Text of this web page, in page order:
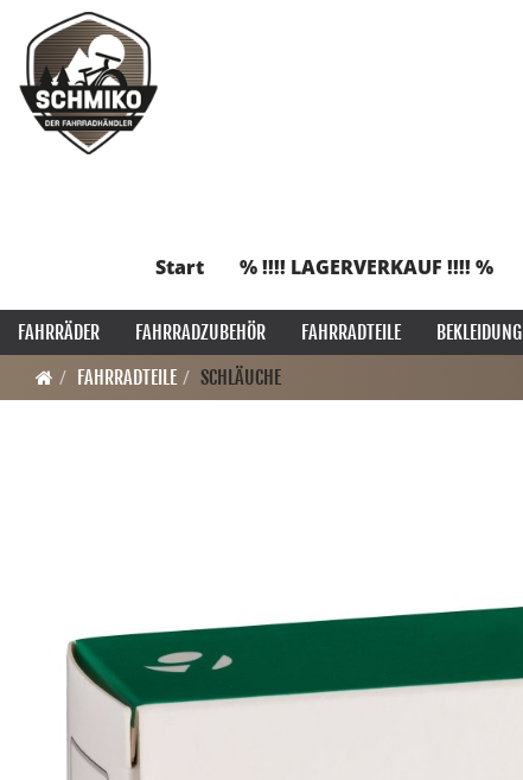
Start % !!!! LAGERVERKAUF !!!! %
FAHRRÄDER FAHRRADZUBEHÖR FAHRRADTEILE BEKLEIDUNG
FAHRRADTEILE
SCHLÄUCHE